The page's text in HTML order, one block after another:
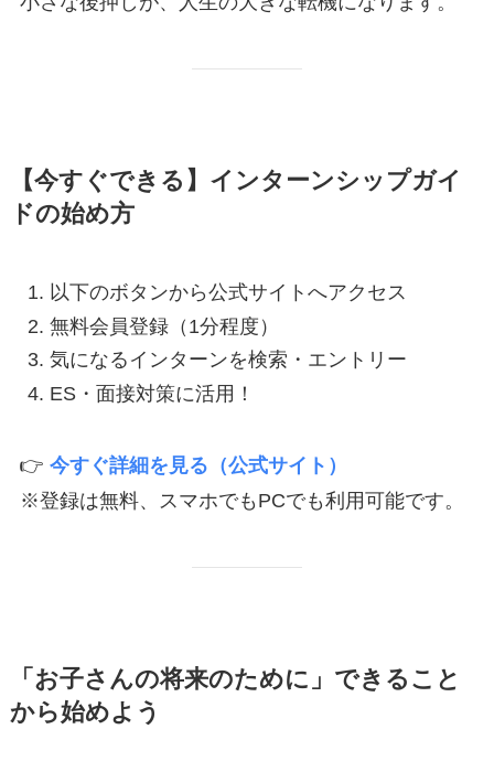
【今すぐできる】インターンシップガイ
ドの始め方
以下のボタンから公式サイトへアクセス
無料会員登録（1分程度）
気になるインターンを検索・エントリー
ES・面接対策に活用！
👉 今すぐ詳細を見る（公式サイト）
※登録は無料、スマホでもPCでも利用可能です。
「お子さんの将来のために」できること
から始めよう